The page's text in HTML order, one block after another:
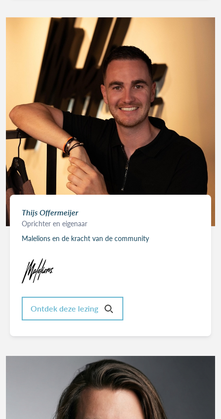
Thijs Offermeijer
Oprichter en eigenaar
Malelions en de kracht van de community
Ontdek deze lezing